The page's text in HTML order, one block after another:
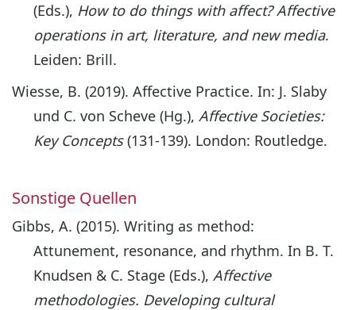
(Eds.), How to do things with affect? Affective
operations in art, literature, and new media.
Leiden: Brill.
Wiesse, B. (2019). Affective Practice. In: J. Slaby
und C. von Scheve (Hg.), Affective Societies:
Key Concepts(131-139). London: Routledge.
Sonstige Quellen
Gibbs, A. (2015). Writing as method:
Attunement, resonance, and rhythm. In B. T.
Knudsen & C. Stage (Eds.), Affective
methodologies. Developing cultural